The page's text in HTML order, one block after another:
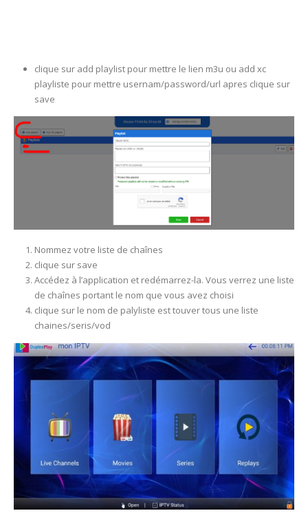
clique sur add playlist pour mettre le lien m3u ou add xc
playliste pour mettre usernam/password/url apres clique sur
save
Nommez votre liste de chaînes
clique sur save
Accédez à l’application et redémarrez-la. Vous verrez une liste
de chaînes portant le nom que vous avez choisi
clique sur le nom de palyliste est touver tous une liste
chaines/seris/vod